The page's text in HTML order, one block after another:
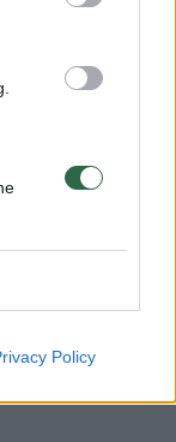
Policy